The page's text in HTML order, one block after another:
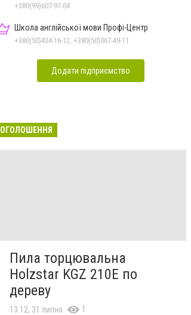
+380(99)607-97-04
Школа англійської мови Профі-Центр
+380(50)434-16-12, +380(50)067-49-11
Додати підприємство
ОГОЛОШЕННЯ
Пила торцювальна
Holzstar KGZ 210E по
дереву
13:12, 31 липня 1